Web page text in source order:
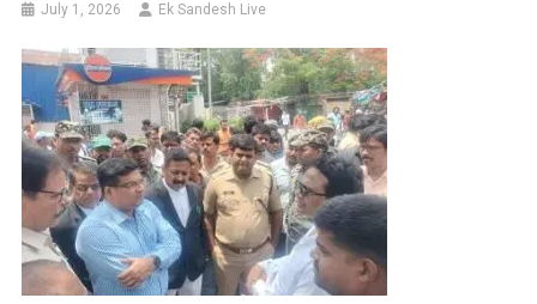
July 1, 2026 Ek Sandesh Live